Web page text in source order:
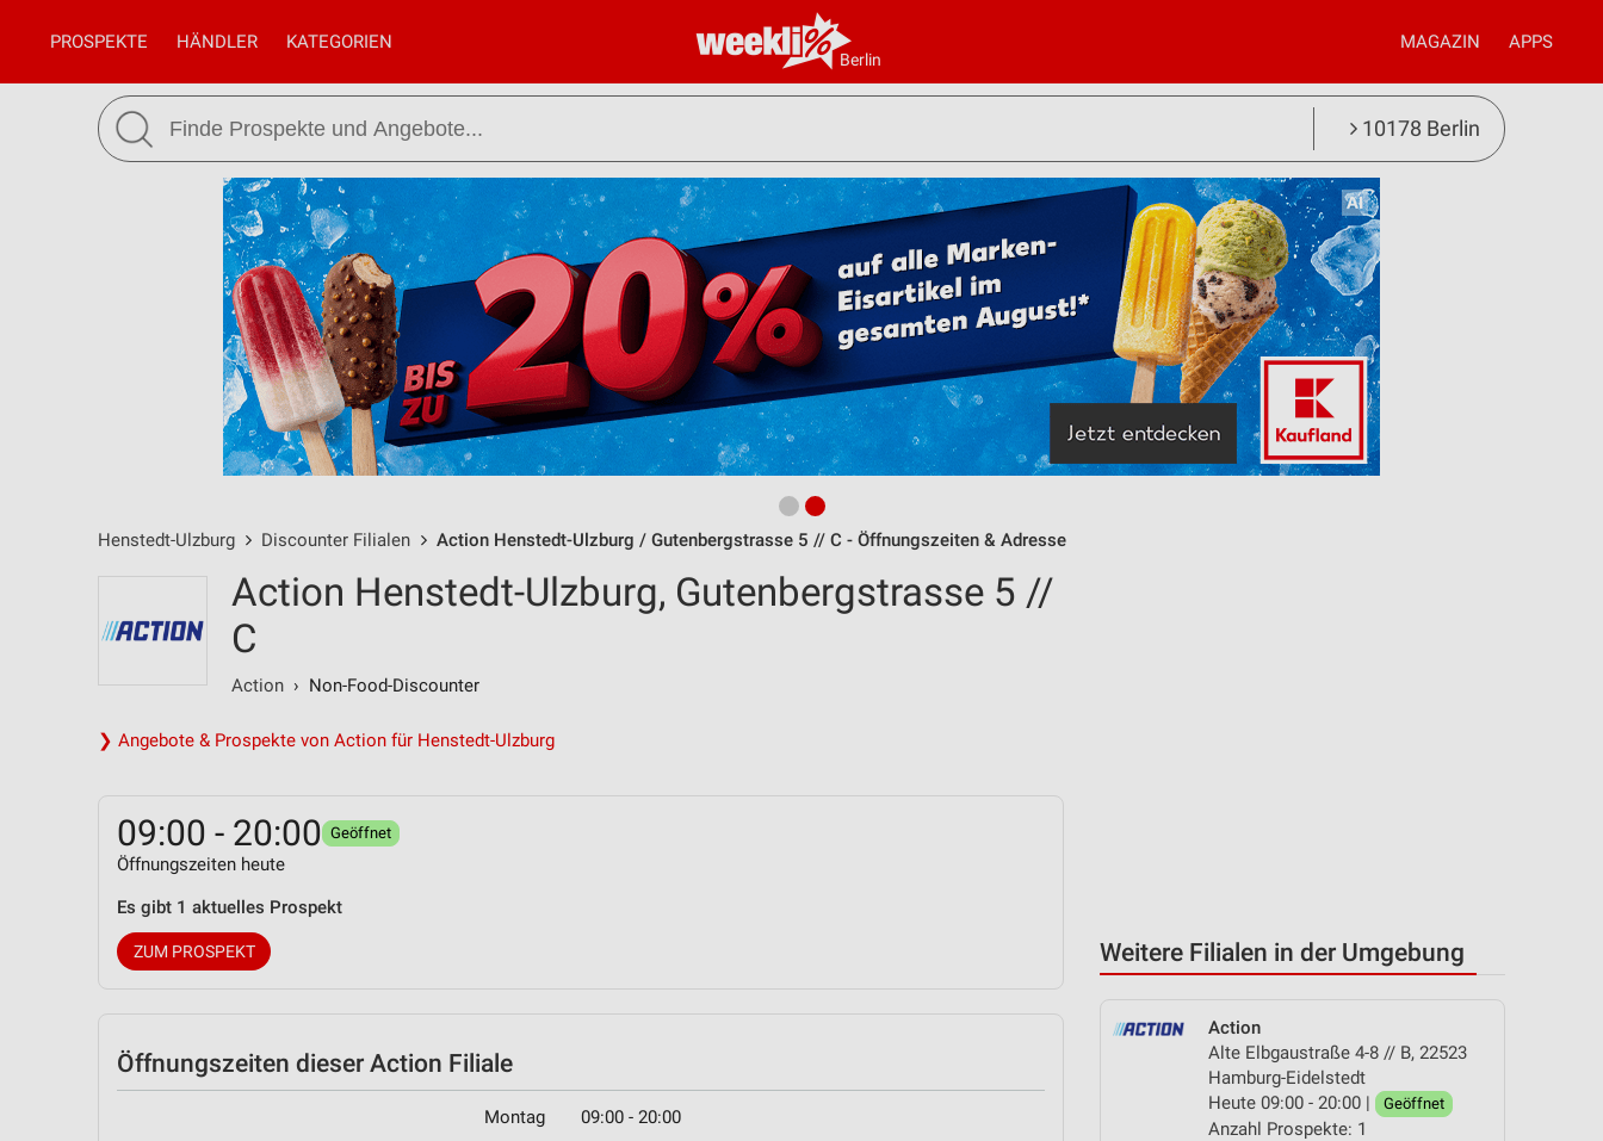
Berlin
PROSPEKTE HÄNDLER KATEGORIEN MAGAZIN APPS
10178 Berlin
Henstedt-Ulzburg Discounter Filialen Action Henstedt-Ulzburg / Gutenbergstrasse 5 // C - Öffnungszeiten & Adresse
Weitere Filialen in der Umgebung
Action
Alte Elbgaustraße 4-8 // B, 22523
Hamburg-Eidelstedt
Heute 09:00 - 20:00 |
Geöffnet
Anzahl Prospekte: 1
Action Henstedt-Ulzburg, Gutenbergstrasse 5 //
C
Action › Non-Food-Discounter
❯ Angebote & Prospekte von Action für Henstedt-Ulzburg
09:00 - 20:00 Geöffnet
Öffnungszeiten heute
Es gibt 1 aktuelles Prospekt
ZUM PROSPEKT
Öffnungszeiten dieser Action Filiale
Montag 09:00 - 20:00